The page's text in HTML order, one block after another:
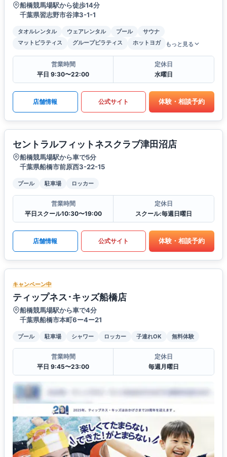
船橋競馬場駅から徒歩14分
千葉県習志野市谷津3-1-1
タオルレンタル ウェアレンタル プール
サウナ
マットピラティス
グループピラティス ホットヨガ もっと見る
営業時間
平日 9:30〜22:00
定休日
水曜日
店舗情報 公式サイト 体験・相談予約
セントラルフィットネスクラブ津田沼店
船橋競馬場駅から車で5分
千葉県船橋市前原西3-22-15
プール 駐車場 ロッカー
営業時間
平日スクール10:30〜19:00
定休日
スクール:毎週日曜日
店舗情報 公式サイト 体験・相談予約
キャンペーン中
ティップネス･キッズ船橋店
船橋競馬場駅から車で4分
千葉県船橋市本町6ー4ー21
プール 駐車場 シャワー ロッカー 子連れOK 無料体験
営業時間
平日 9:45〜23:00
定休日
毎週月曜日